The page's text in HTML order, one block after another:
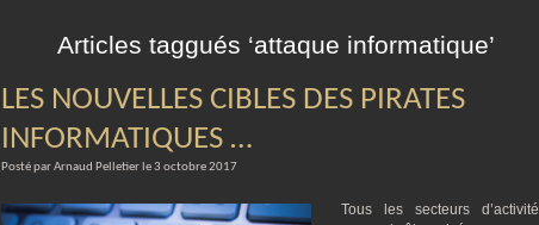
Articles taggués ‘attaque informatique’
LES NOUVELLES CIBLES DES PIRATES
INFORMATIQUES …
Posté par Arnaud Pelletier le 3 octobre 2017
Tous les secteurs d’activité